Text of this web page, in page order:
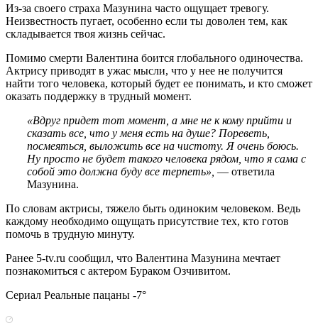
Из-за своего страха Мазунина часто ощущает тревогу.
Неизвестность пугает, особенно если ты доволен тем, как
складывается твоя жизнь сейчас.
Помимо смерти Валентина боится глобального одиночества.
Актрису приводят в ужас мысли, что у нее не получится
найти того человека, который будет ее понимать, и кто сможет
оказать поддержку в трудный момент.
«Вдруг придет тот момент, а мне не к кому прийти и
сказать все, что у меня есть на душе? Пореветь,
посмеяться, выложить все на чистоту. Я очень боюсь.
Ну просто не будет такого человека рядом, что я сама с
собой это должна буду все терпеть», — ответила
Мазунина.
По словам актрисы, тяжело быть одиноким человеком. Ведь
каждому необходимо ощущать присутствие тех, кто готов
помочь в трудную минуту.
Ранее 5-tv.ru сообщил, что Валентина Мазунина мечтает
познакомиться с актером Бураком Озчивитом.
Сериал Реальные пацаны -7°